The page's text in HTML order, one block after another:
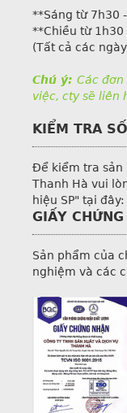
**Sáng từ 7h30
**Chiều từ 1h30
(Tất cả các
Chú ý: Các
việc, cty sẽ liên
KIỂM TRA
Để kiểm tra sản
Thanh Hà vui
hiệu SP" tại đây:
GIẤY
Sản phẩm của
nghiệm và các